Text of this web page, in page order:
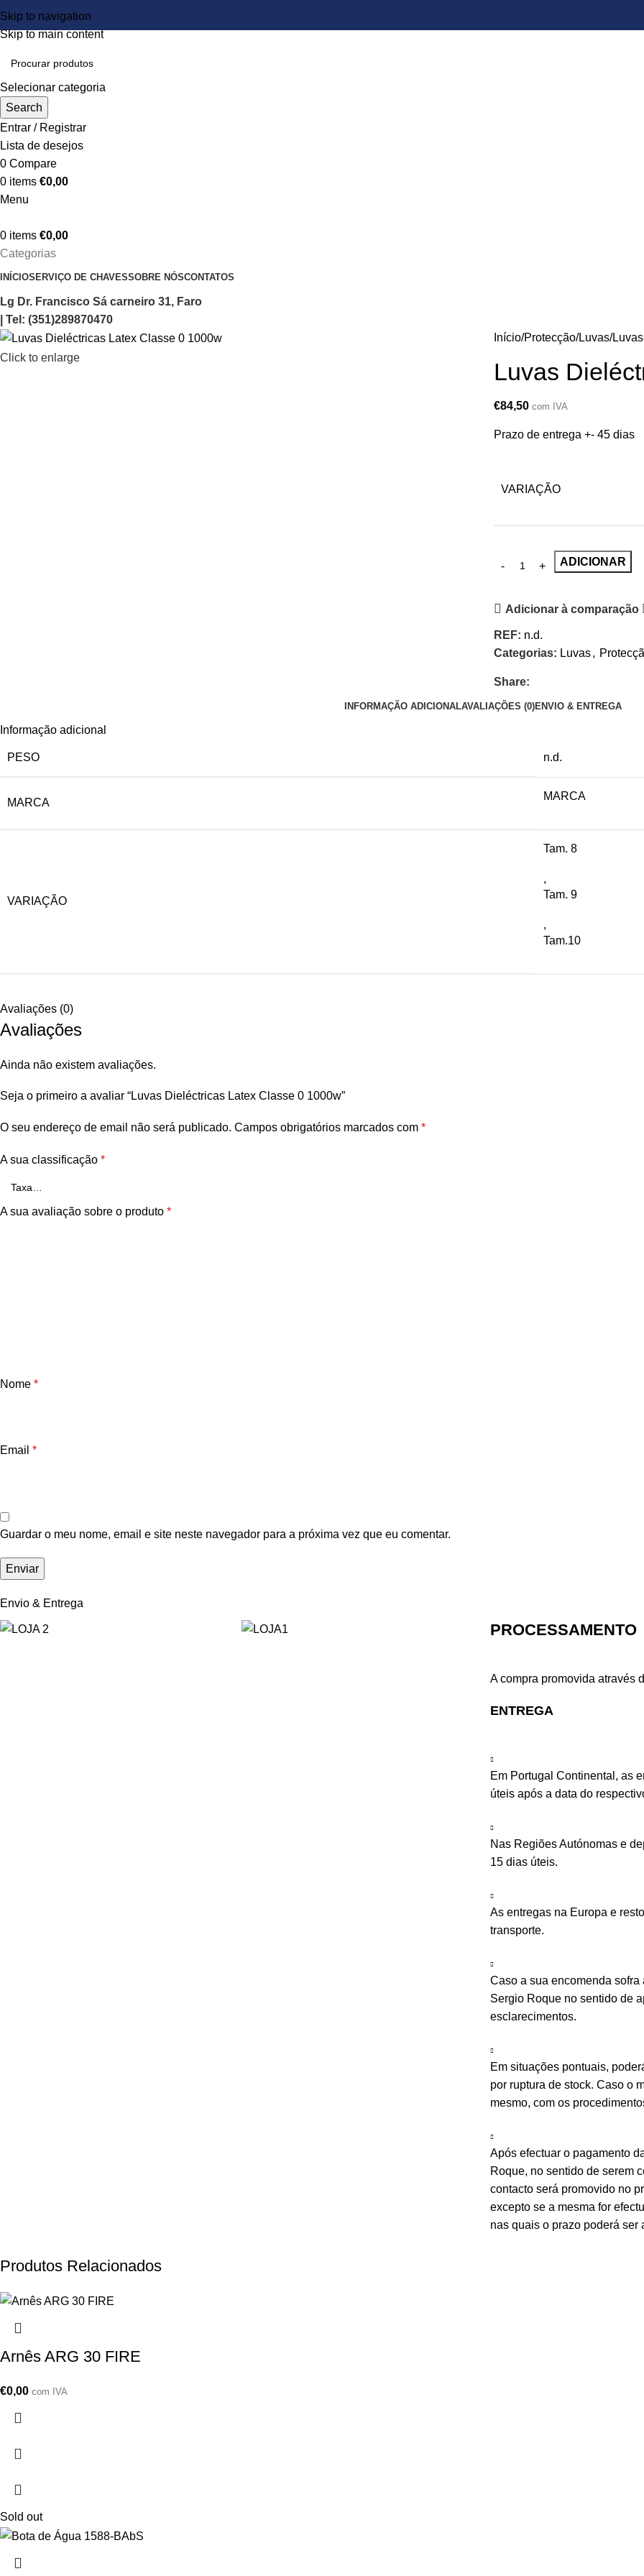
Skip to navigation
Skip to main content
Selecionar categoria
Search
Entrar / Registrar
Lista de desejos
0 Compare
0 items €0,00
Menu
0 items €0,00
Categorias
INÍCIOSERVIÇO DE CHAVESSOBRE NÓSCONTATOS
Lg Dr. Francisco Sá carneiro 31, Faro
| Tel: (351)289870470
Click to enlarge
Início Protecção Luvas
Luvas
€84,50 com IVA
Prazo de entrega +- 45 dias
VARIAÇÃO
ADICIONAR
Adicionar à comparação
REF: n.d.
Categorias: Luvas,
Share:
INFORMAÇÃO ADICIONALAVALIAÇÕES (0)ENVIO & ENTREGA
Informação adicional
PESO n.d.
MARCA
MARCA
VARIAÇÃO
Tam. 8
,
Tam. 9
,
Tam.10
Avaliações (0)
Avaliações
Ainda não existem avaliações.
Seja o primeiro a avaliar “Luvas Dieléctricas Latex Classe 0 1000w”
O seu endereço de email não será publicado. Campos obrigatórios marcados com *
A sua classificação *
A sua avaliação sobre o produto *
Nome *
Email *
Guardar o meu nome, email e site neste navegador para a próxima vez que eu comentar.
Envio & Entrega
PROCESSAMENTO
A compra promovida através
ENTREGA
Em Portugal Continental, as
úteis após a data do
Nas Regiões Autónomas e
15 dias úteis.
As entregas na Europa e
transporte.
Caso a sua encomenda
Sergio Roque no sentido de
esclarecimentos.
Em situações pontuais,
por ruptura de stock. Caso o
mesmo, com os
Após efectuar o pagamento
Roque, no sentido de serem
contacto será promovido no
excepto se a mesma for
nas quais o prazo poderá
Produtos Relacionados
Arnês ARG 30 FIRE
€0,00 com IVA
Sold out